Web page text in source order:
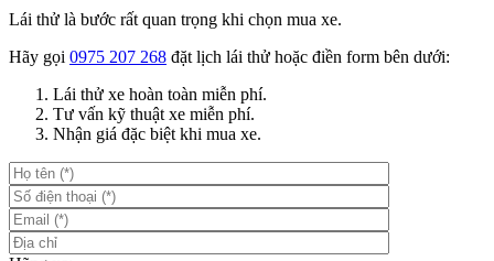
Lái thử là bước rất quan trọng khi chọn mua xe.
Hãy gọi 0975 207 268 đặt lịch lái thử hoặc điền form bên dưới:
Lái thử xe hoàn toàn miễn phí.
Tư vấn kỹ thuật xe miễn phí.
Nhận giá đặc biệt khi mua xe.